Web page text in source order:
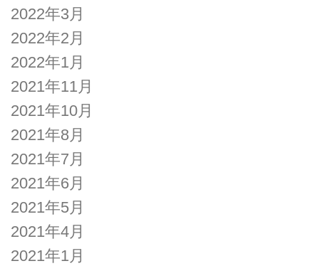
2022年3月
2022年2月
2022年1月
2021年11月
2021年10月
2021年8月
2021年7月
2021年6月
2021年5月
2021年4月
2021年1月